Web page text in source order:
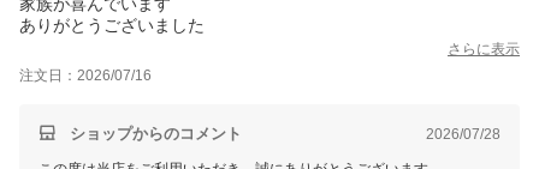
ありがとうございました
さらに表示
注文日：2026/07/16
ショップからのコメント 2026/07/28